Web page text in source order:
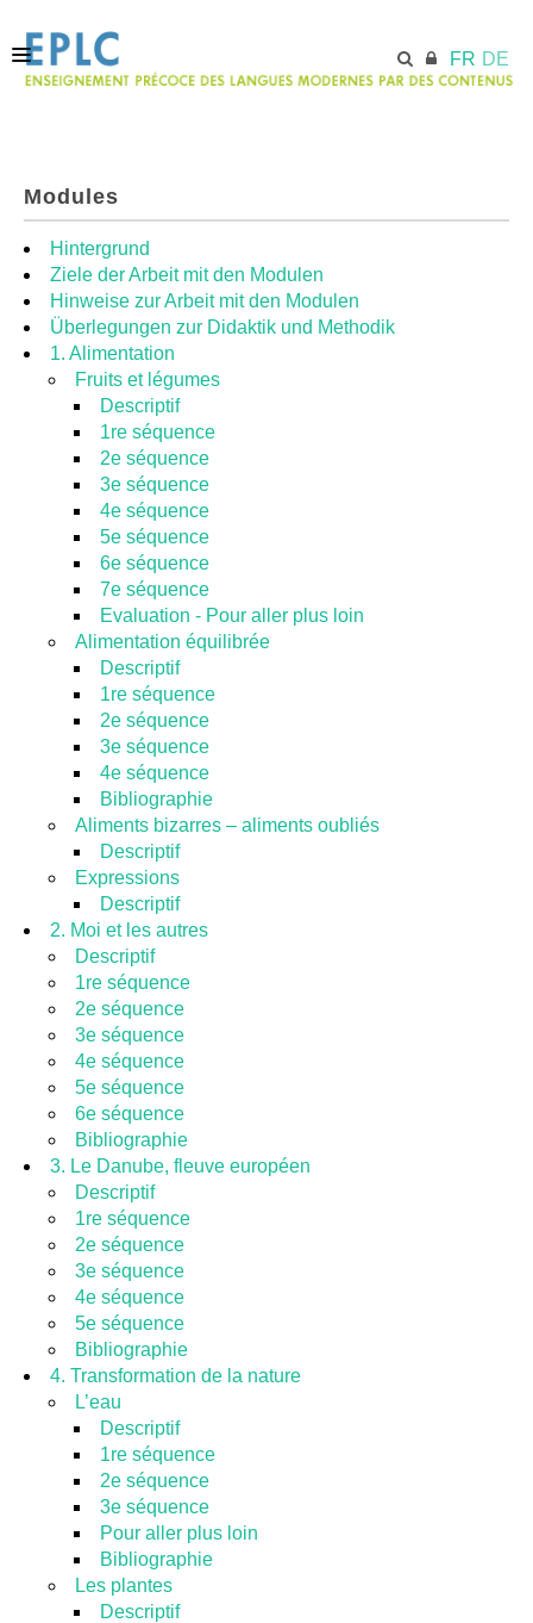
FR DE
MODULES
RESSOURCES
Modules
Hintergrund
Ziele der Arbeit mit den Modulen
Hinweise zur Arbeit mit den Modulen
Überlegungen zur Didaktik und Methodik
1. Alimentation
Fruits et légumes
Descriptif
1re séquence
2e séquence
3e séquence
4e séquence
5e séquence
6e séquence
7e séquence
Evaluation - Pour aller plus loin
Alimentation équilibrée
Descriptif
1re séquence
2e séquence
3e séquence
4e séquence
Bibliographie
Aliments bizarres – aliments oubliés
Descriptif
Expressions
Descriptif
2. Moi et les autres
Descriptif
1re séquence
2e séquence
3e séquence
4e séquence
5e séquence
6e séquence
Bibliographie
3. Le Danube, fleuve européen
Descriptif
1re séquence
2e séquence
3e séquence
4e séquence
5e séquence
Bibliographie
4. Transformation de la nature
L’eau
Descriptif
1re séquence
2e séquence
3e séquence
Pour aller plus loin
Bibliographie
Les plantes
Descriptif